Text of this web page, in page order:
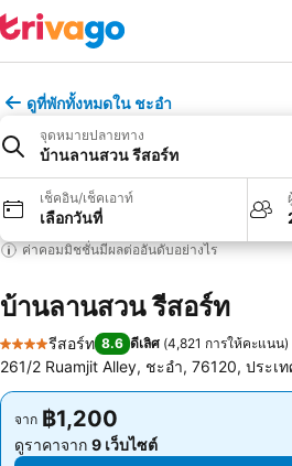
ดูที่พักทั้งหมดใน ชะอำ
จุดหมายปลายทาง
บ้านลานสวน รีสอร์ท
เช็คอิน/เช็คเอาท์
เลือกวันที่
ค่าคอมมิชชั่นมีผลต่ออันดับอย่างไร
บ้านลานสวน รีสอร์ท
4 ดาว
รีสอร์ท 8.6 ดีเลิศ (4,821 การให้คะแนน)
261/2 Ruamjit Alley, ชะอำ, 76120, ประเ
จาก ฿1,200
ดูราคาจาก 9 เว็บไซต์
จาก ฿1,200
ดูราคาจาก 9 เว็บไซต์